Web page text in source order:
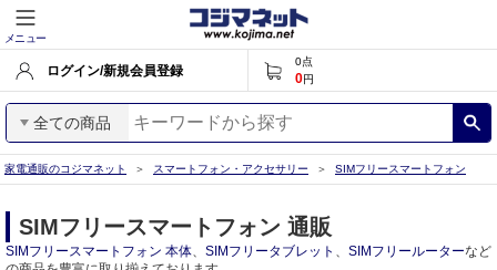
メニュー
ログイン/新規会員登録
0点
0円
全ての商品
家電通販のコジマネット スマートフォン・アクセサリー SIMフリースマートフォン
SIMフリースマートフォン 通販
SIMフリースマートフォン 本体、 SIMフリータブレット 、 SIMフリールーターなど